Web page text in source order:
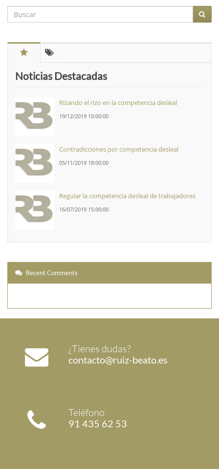
Noticias Destacadas
Rizando el rizo en la competencia desleal
19/12/2019 10:00:00
Contradicciones por competencia desleal
05/11/2019 18:00:00
Regular la competencia desleal de trabajadores
16/07/2019 15:00:00
Recent Comments
¿Tienes dudas?
contacto@ruiz-beato.es
Teléfono
91 435 62 53